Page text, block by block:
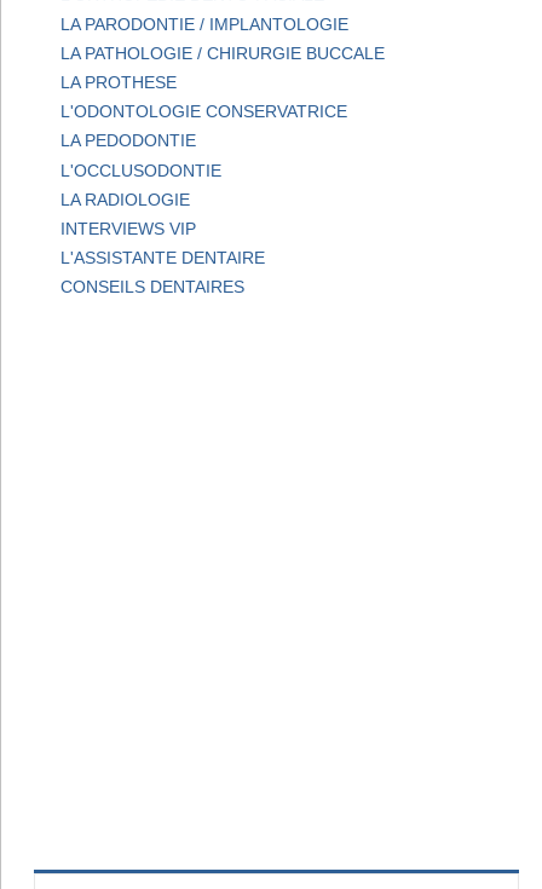
LA PARODONTIE / IMPLANTOLOGIE
LA PATHOLOGIE / CHIRURGIE BUCCALE
LA PROTHESE
L'ODONTOLOGIE CONSERVATRICE
LA PEDODONTIE
L'OCCLUSODONTIE
LA RADIOLOGIE
INTERVIEWS VIP
L'ASSISTANTE DENTAIRE
CONSEILS DENTAIRES